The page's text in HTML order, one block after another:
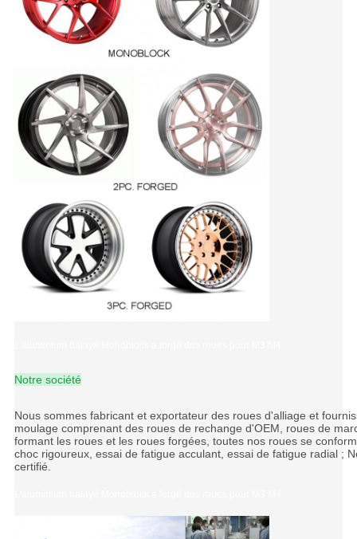
Notre société
Nous sommes fabricant et exportateur des roues d'alliage et
moulage comprenant des roues de rechange d'OEM, roues de
formant les roues et les roues forgées, toutes nos roues se
choc rigoureux, essai de fatigue acculant, essai de fatigue radial ;
certifié.